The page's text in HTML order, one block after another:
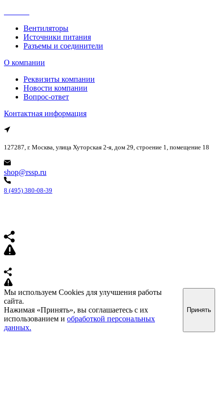
Вентиляторы
Источники питания
Разъемы и соединители
О компании
Реквизиты компании
Новости компании
Вопрос-ответ
Контактная информация
127287, г. Москва, улица Хуторская 2-я, дом 29, строение 1, помещение 18
shop@rssp.ru
8 (495) 380-08-39
Мы используем Cookies для улучшения работы
сайта.
Нажимая «Принять», вы соглашаетесь с их
использованием и обработкой персональных
данных.
Принять